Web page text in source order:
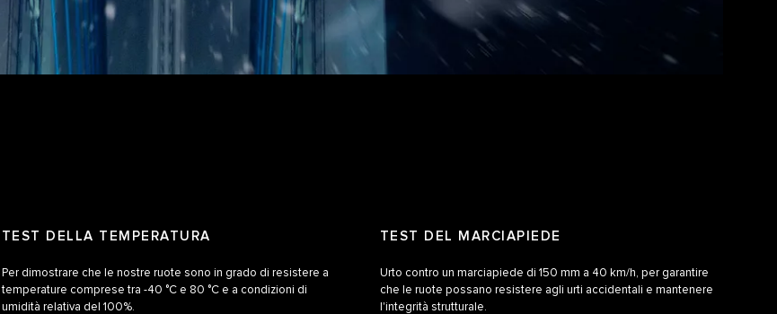
TEST DELLA TEMPERATURA
Per dimostrare che le nostre ruote sono in grado di resistere a
temperature comprese tra -40 °C e 80 °C e a condizioni di
umidità relativa del 100%.
TEST DEL MARCIAPIEDE
Urto contro un marciapiede di 150 mm a 40 km/h, per garantire
che le ruote possano resistere agli urti accidentali e mantenere
l'integrità strutturale.